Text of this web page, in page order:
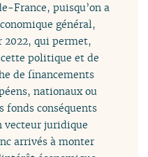
France, puisqu’on a
général,
2022, qui permet,
politique et de
de financements
nationaux ou
fonds conséquents
vecteur juridique
arrivés à monter